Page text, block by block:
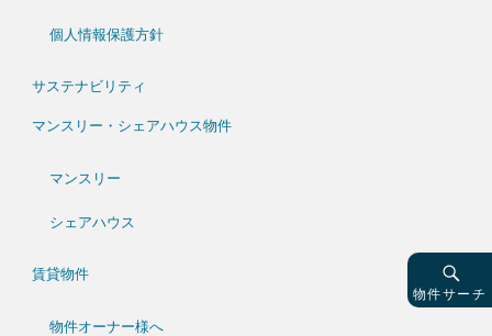
物件サーチ
個人情報保護方針
サステナビリティ
マンスリー・シェアハウス物件
マンスリー
シェアハウス
賃貸物件
物件オーナー様へ